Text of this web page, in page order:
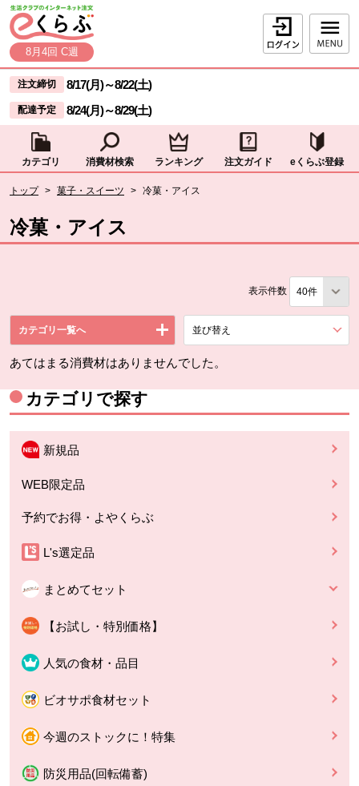
ページの先頭です。
本文へジャンプする。
8月4回 C週
ログイン
ここからサイト内共通メニューです。
サイト内共通メニューをスキップする
注文締切 8/17(月)～8/22(土)
配達予定 8/24(月)～8/29(土)
カテゴリ 消費材検索 ランキング 注文ガイド eくらぶ登録
トップ > 菓子・スイーツ > 冷菓・アイス
冷菓・アイス
表示件数
カテゴリ一覧へ 並び替え
あてはまる消費材はありませんでした。
カテゴリで探す
新規品
WEB限定品
予約でお得・よやくらぶ
L's選定品
まとめてセット
【お試し・特別価格】
人気の食材・品目
ビオサポ食材セット
今週のストックに！特集
防災用品(回転備蓄)